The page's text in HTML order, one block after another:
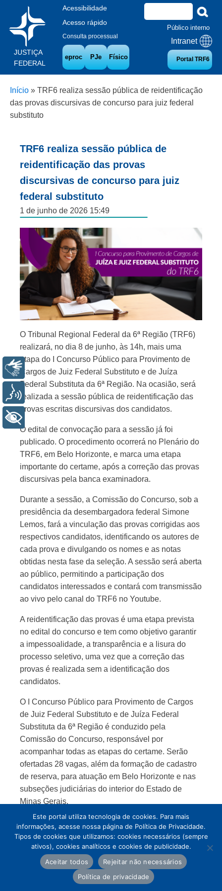
JUSTIÇA
FEDERAL
Acessibilidade
Acesso rápido
Consulta processual
eproc PJe Físico
Público interno
Intranet
Portal TRF6
Início » TRF6 realiza sessão pública de reidentificação
das provas discursivas de concurso para juiz federal
substituto
TRF6 realiza sessão pública de
reidentificação das provas
discursivas de concurso para juiz
federal substituto
1 de junho de 2026 15:49
O Tribunal Regional Federal da 6ª Região (TRF6)
realizará, no dia 8 de junho, às 14h, mais uma
etapa do I Concurso Público para Provimento de
Cargos de Juiz Federal Substituto e de Juíza
Federal Substituta da 6ª Região. Na ocasião, será
realizada a sessão pública de reidentificação das
provas escritas discursivas dos candidatos.
O edital de convocação para a sessão já foi
publicado. O procedimento ocorrerá no Plenário do
TRF6, em Belo Horizonte, e marca uma etapa
importante do certame, após a correção das provas
discursivas pela banca examinadora.
Durante a sessão, a Comissão do Concurso, sob a
presidência da desembargadora federal Simone
Lemos, fará a vinculação das provas corrigidas aos
respectivos candidatos, identificando os autores de
cada prova e divulgando os nomes e as notas
obtidas nesta fase da seleção. A sessão será aberta
ao público, permitindo a participação dos
candidatos interessados e contará com transmissão
ao vivo pelo canal do TRF6 no Youtube.
A reidentificação das provas é uma etapa prevista
no edital do concurso e tem como objetivo garantir
a impessoalidade, a transparência e a lisura do
processo seletivo, uma vez que a correção das
provas é realizada sem a identificação dos
candidatos.
O I Concurso Público para Provimento de Cargos
de Juiz Federal Substituto e de Juíza Federal
Substituta da 6ª Região é conduzido pela
Comissão do Concurso, responsável por
acompanhar todas as etapas do certame. Serão
ofertadas 28 vagas, além da formação de cadastro
de reserva, para atuação em Belo Horizonte e nas
subseções judiciárias do interior do Estado de
Minas Gerais.
Este portal utiliza tecnologia de cookies. Para mais
informações, acesse nossa página de Política de Privacidade.
Tipos de cookies que utilizamos: cookies necessários (sempre
ativos), cookies analíticos e cookies de publicidade.
Aceitar todos
Rejeitar não necessários
Política de privacidade
Libras
Voz